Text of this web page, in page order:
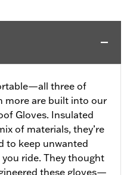
three of
more are built into our
Gloves. Insulated
of materials, they’re
to keep unwanted
ride. They thought
these gloves—